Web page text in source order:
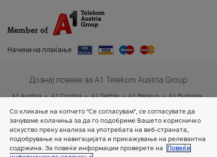
Member of
Начини на плаќање
Дознај повеќе за A1 Telekom Austria Group
A1 Austria A1 Croatia A1 Serbia A1 Belarus
A1 Bulgaria
Со кликање на копчето "Се согласувам", се согласувате да
зачуваме колачиња за да го подобриме Вашето корисничко
искуство преку анализа на употребата на веб-страната,
подобрување на навигацијата и прикажување на релевантна
содржина. За повеќе информации проверете на
Повеќе